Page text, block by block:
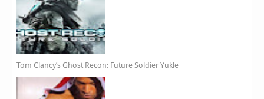
Tom Clancy’s Ghost Recon: Future Soldier Yukle